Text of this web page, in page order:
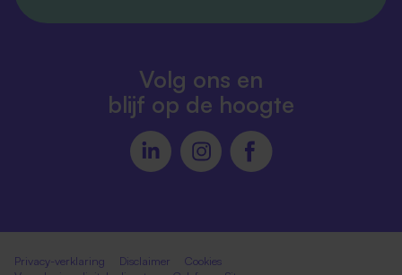
Volg ons en
blijf op de hoogte
Privacy-verklaring Disclaimer
Cookies